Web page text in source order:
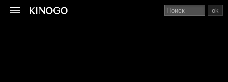
ok